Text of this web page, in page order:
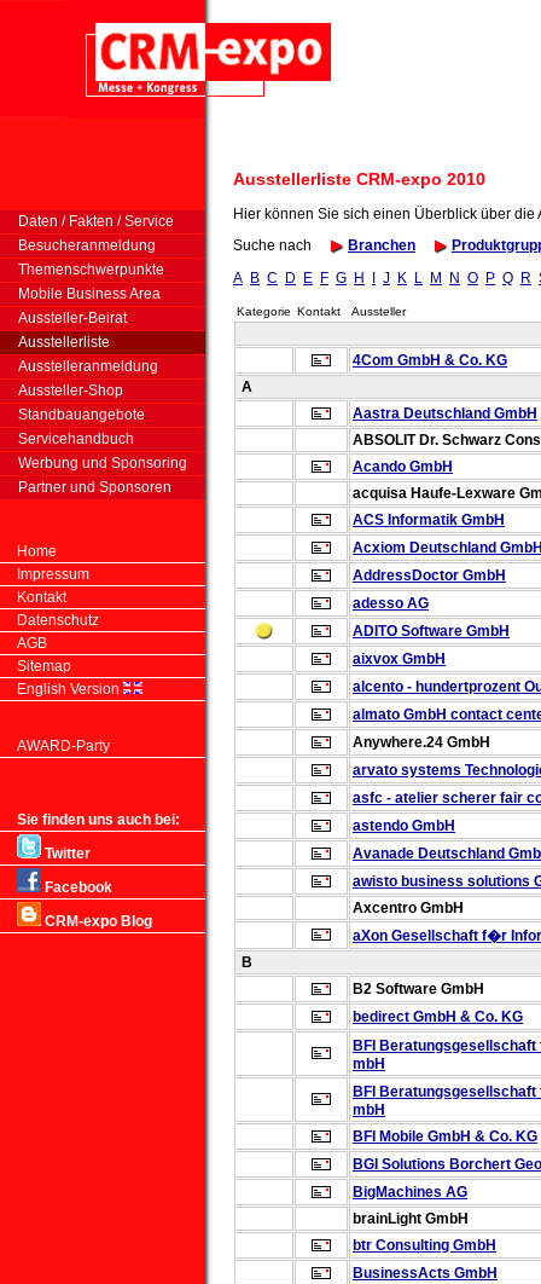
Daten / Fakten / Service
Besucheranmeldung
Themenschwerpunkte
Mobile Business Area
Aussteller-Beirat
Ausstellerliste
Ausstelleranmeldung
Aussteller-Shop
Standbauangebote
Servicehandbuch
Werbung und Sponsoring
Partner und Sponsoren
Home
Impressum
Kontakt
Datenschutz
AGB
Sitemap
English Version
AWARD-Party
Sie finden uns auch bei:
Twitter
Facebook
CRM-expo Blog
Ausstellerliste CRM-expo 2010
Hier können Sie sich einen Überblick über
Suche nach
Branchen
A B C D E F G H J K L M N O P Q R
Kategorie Kontakt Aussteller
4Com GmbH & Co. KG
A
Aastra Deutschland GmbH
ABSOLIT Dr. Schwarz
Acando GmbH
acquisa Haufe-Lexware
ACS Informatik GmbH
Acxiom Deutschland
AddressDoctor GmbH
adesso AG
ADITO Software GmbH
aixvox GmbH
alcento - hundertprozent
almato GmbH contact
Anywhere.24 GmbH
arvato systems
asfc - atelier scherer fair
astendo GmbH
Avanade Deutschland
awisto business solutions
Axcentro GmbH
aXon Gesellschaft f�r
B
B2 Software GmbH
bedirect GmbH & Co. KG
BFI Beratungsgesellschaft
mbH
BFI Beratungsgesellschaft
mbH
BFI Mobile GmbH & Co. KG
BGI Solutions Borchert
BigMachines AG
brainLight GmbH
btr Consulting GmbH
BusinessActs GmbH